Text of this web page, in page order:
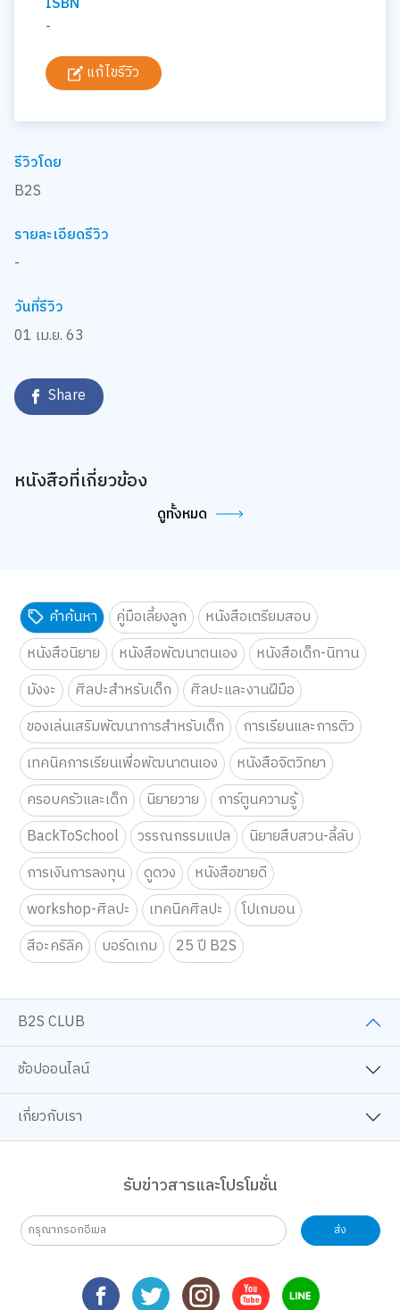
-
แก้ไขรีวิว
รีวิวโดย
B2S
รายละเอียดรีวิว
-
วันที่รีวิว
01 เม.ย. 63
Share
หนังสือที่เกี่ยวข้อง
ดูทั้งหมด
คำค้นหา คู่มือเลี้ยงลูก
หนังสือเตรียมสอบ
หนังสือนิยาย
หนังสือพัฒนาตนเอง
หนังสือเด็ก-นิทาน
มังงะ
ศิลปะสำหรับเด็ก
ศิลปะและงานฝีมือ
ของเล่นเสริมพัฒนาการสำหรับเด็ก
การเรียนและการติว
เทคนิคการเรียนเพื่อพัฒนาตนเอง
หนังสือจิตวิทยา
ครอบครัวและเด็ก
นิยายวาย
การ์ตูนความรู้
BackToSchool
วรรณกรรมแปล
นิยายสืบสวน-ลี้ลับ
การเงินการลงทุน
ดูดวง
หนังสือขายดี
workshop-ศิลปะ
เทคนิคศิลปะ
โปเกมอน
สีอะคริลิค
บอร์ดเกม 25 ปี B2S
B2S CLUB
ช้อปออนไลน์
เกี่ยวกับเรา
รับข่าวสารและโปรโมชั่น
ส่ง